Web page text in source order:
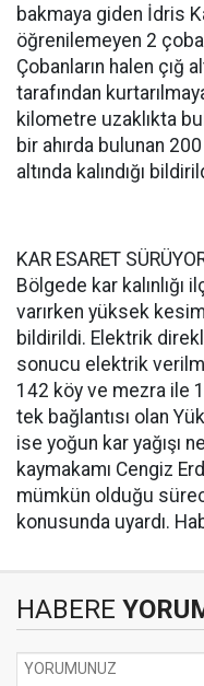
bakmaya giden İdris
öğrenilemeyen 2
Çobanların halen çığ
tarafından
kilometre uzaklıkta
bir ahırda bulunan
altında kalındığı
KAR ESARET
Bölgede kar
varırken yüksek
bildirildi. Elektrik
sonucu elektrik
142 köy ve mezra ile
tek bağlantısı olan
ise yoğun kar yağışı
kaymakamı Cengiz
mümkün olduğu
konusunda uyardı.
HABERE